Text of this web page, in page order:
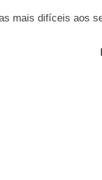
mais difíceis aos